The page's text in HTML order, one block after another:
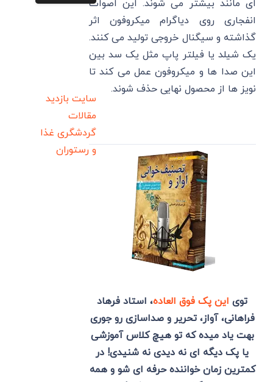
ای مانند بیشتر می شوند. این اصوات
انفجاری روی دیاگرام میکروفون اثر
گذاشته و سیگنال خروجی تولید می کنند.
یک شیلد یا فیلتر پاپ مثل یک سد بین
این صدا ها و میکروفون عمل می کند تا
نویز ها از محصول نهایی حذف شوند.
توی این پک فوق العاده، استاد فرهاد
فراهانی، آواز، تحریر و صداسازی رو جوری
بهت یاد میده که تو هیچ کلاس آموزشی
یا پک دیگه ای نه دیدی نه شنیدی! در
کمترین زمان خواننده حرفه ای شو و همه
سایت بازدید
مقالات
گردشگری غذا
و رستوران